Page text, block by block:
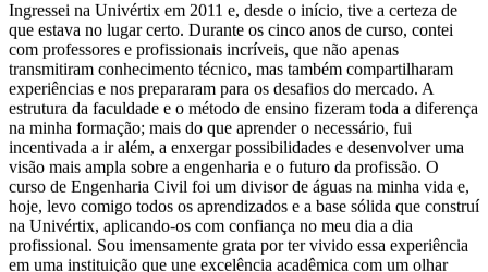
que estava no lugar certo. Durante os cinco anos de curso, contei
com professores e profissionais incríveis, que não apenas
transmitiram conhecimento técnico, mas também compartilharam
experiências e nos prepararam para os desafios do mercado. A
estrutura da faculdade e o método de ensino fizeram toda a diferença
na minha formação; mais do que aprender o necessário, fui
incentivada a ir além, a enxergar possibilidades e desenvolver uma
visão mais ampla sobre a engenharia e o futuro da profissão. O
curso de Engenharia Civil foi um divisor de águas na minha vida e,
hoje, levo comigo todos os aprendizados e a base sólida que construí
na Univértix, aplicando-os com confiança no meu dia a dia
profissional. Sou imensamente grata por ter vivido essa experiência
em uma instituição que une excelência acadêmica com um olhar